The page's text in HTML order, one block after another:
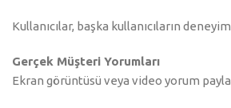
Kullanıcılar, başka kullanıcıların
Gerçek Müşteri Yorumları
Ekran görüntüsü veya video yorum